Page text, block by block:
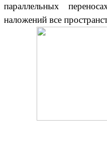
параллельных
наложений все